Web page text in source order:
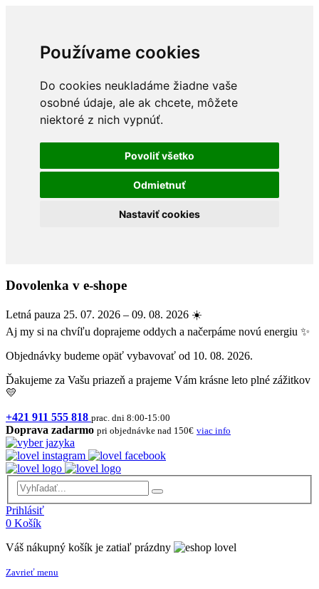
Používame cookies
Do cookies neukladáme žiadne vaše
osobné údaje, ale ak chcete, môžete
niektoré z nich vypnúť.
Povoliť všetko
Odmietnuť
Nastaviť cookies
Dovolenka v e-shope
Letná pauza 25. 07. 2026 – 09. 08. 2026 ☀️
Aj my si na chvíľu doprajeme oddych a načerpáme novú energiu ✨
Objednávky budeme opäť vybavovať od 10. 08. 2026.
Ďakujeme za Vašu priazeň a prajeme Vám krásne leto plné zážitkov
💛
+421 911 555 818 prac. dni 8:00-15:00
Doprava zadarmo pri objednávke nad 150€ viac info
Prihlásiť
0 Košík
Váš nákupný košík je zatiaľ prázdny
Zavrieť menu